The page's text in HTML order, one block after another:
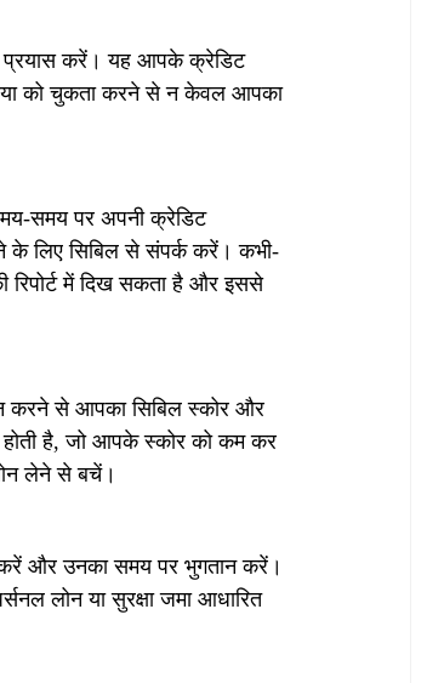
प्रयास करें। यह आपके क्रेडिट
को चुकता करने से न केवल आपका
समय पर अपनी क्रेडिट
के लिए सिबिल से संपर्क करें। कभी-
रिपोर्ट में दिख सकता है और इससे
करने से आपका सिबिल स्कोर और
होती है, जो आपके स्कोर को कम कर
लेने से बचें।
करें और उनका समय पर भुगतान करें।
लोन या सुरक्षा जमा आधारित